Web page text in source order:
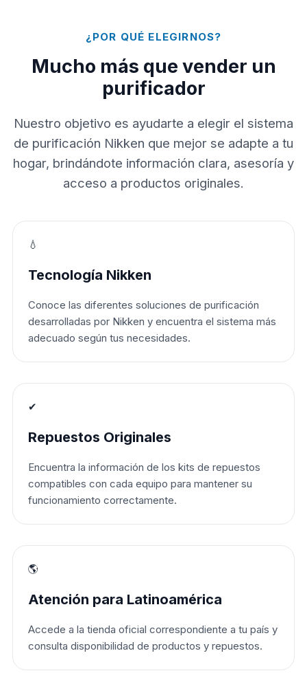
¿POR QUÉ ELEGIRNOS?
Mucho más que vender un
purificador
Nuestro objetivo es ayudarte a elegir el sistema
de purificación Nikken que mejor se adapte a tu
hogar, brindándote información clara, asesoría y
acceso a productos originales.
💧
Tecnología Nikken
Conoce las diferentes soluciones de purificación
desarrolladas por Nikken y encuentra el sistema más
adecuado según tus necesidades.
✔
Repuestos Originales
Encuentra la información de los kits de repuestos
compatibles con cada equipo para mantener su
funcionamiento correctamente.
🌎
Atención para Latinoamérica
Accede a la tienda oficial correspondiente a tu país y
consulta disponibilidad de productos y repuestos.